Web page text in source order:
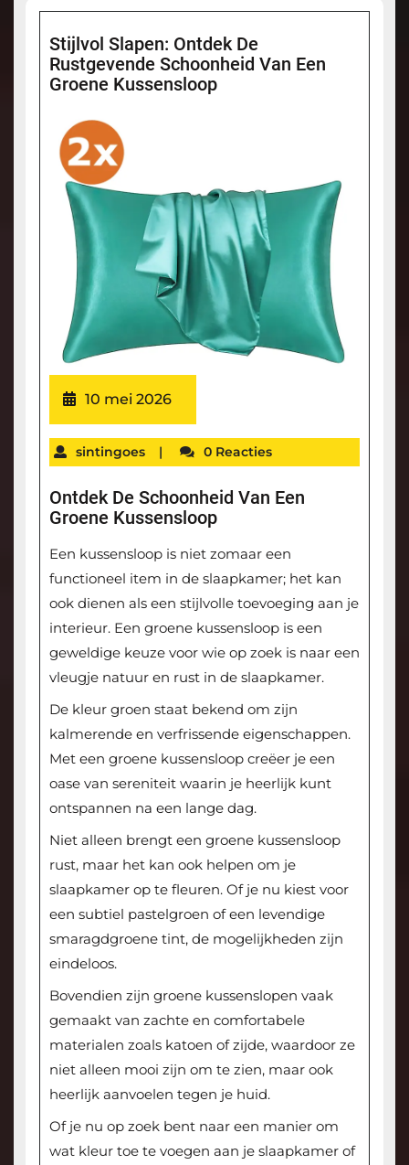
Stijlvol Slapen: Ontdek De
Rustgevende Schoonheid Van Een
Groene Kussensloop
10 mei 2026
sintingoes | 0 Reacties
Ontdek De Schoonheid Van Een
Groene Kussensloop
Een kussensloop is niet zomaar een
functioneel item in de slaapkamer; het kan
ook dienen als een stijlvolle toevoeging aan je
interieur. Een groene kussensloop is een
geweldige keuze voor wie op zoek is naar een
vleugje natuur en rust in de slaapkamer.
De kleur groen staat bekend om zijn
kalmerende en verfrissende eigenschappen.
Met een groene kussensloop creëer je een
oase van sereniteit waarin je heerlijk kunt
ontspannen na een lange dag.
Niet alleen brengt een groene kussensloop
rust, maar het kan ook helpen om je
slaapkamer op te fleuren. Of je nu kiest voor
een subtiel pastelgroen of een levendige
smaragdgroene tint, de mogelijkheden zijn
eindeloos.
Bovendien zijn groene kussenslopen vaak
gemaakt van zachte en comfortabele
materialen zoals katoen of zijde, waardoor ze
niet alleen mooi zijn om te zien, maar ook
heerlijk aanvoelen tegen je huid.
Of je nu op zoek bent naar een manier om
wat kleur toe te voegen aan je slaapkamer of